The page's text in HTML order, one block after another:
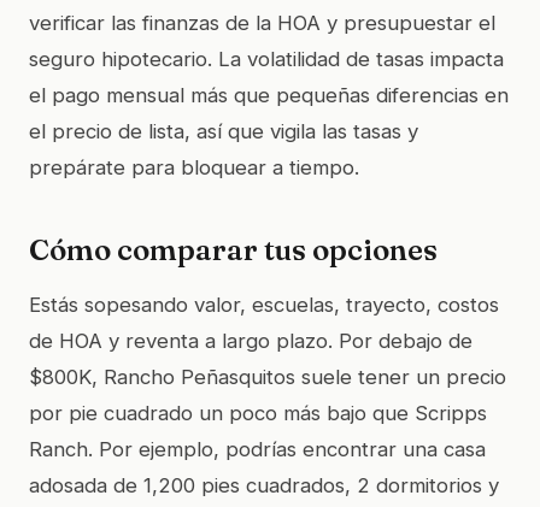
verificar las finanzas de la HOA y presupuestar el
seguro hipotecario. La volatilidad de tasas impacta
el pago mensual más que pequeñas diferencias en
el precio de lista, así que vigila las tasas y
prepárate para bloquear a tiempo.
Cómo comparar tus opciones
Estás sopesando valor, escuelas, trayecto, costos
de HOA y reventa a largo plazo. Por debajo de
$800K, Rancho Peñasquitos suele tener un precio
por pie cuadrado un poco más bajo que Scripps
Ranch. Por ejemplo, podrías encontrar una casa
adosada de 1,200 pies cuadrados, 2 dormitorios y